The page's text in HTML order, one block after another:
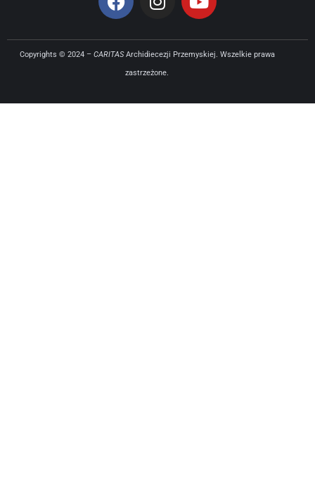
Copyrights © 2024 – CARITASArchidiecezji Przemyskiej. Wszelkie prawa
zastrzeżone.